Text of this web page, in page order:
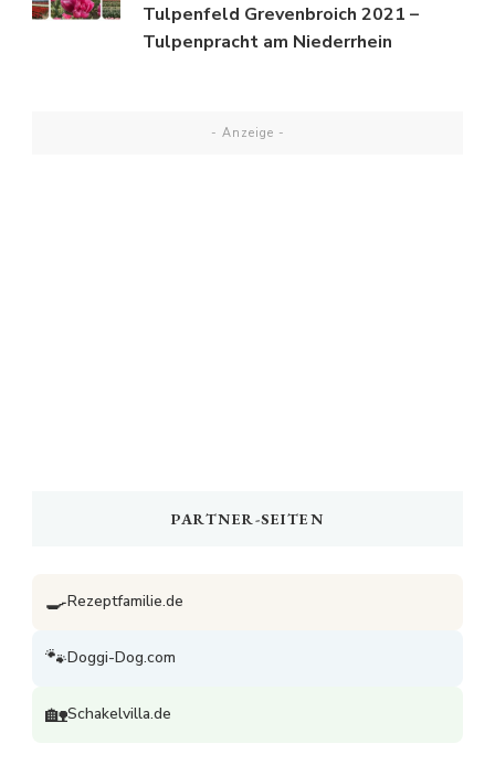
Tulpenfeld Grevenbroich 2021 –
Tulpenpracht am Niederrhein
- Anzeige -
PARTNER-SEITEN
🍳Rezeptfamilie.de
🐾Doggi-Dog.com
🏡Schakelvilla.de